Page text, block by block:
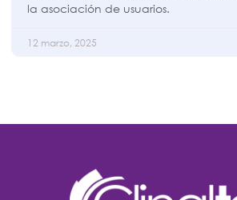
la asociación de usuarios.
12 marzo, 2025